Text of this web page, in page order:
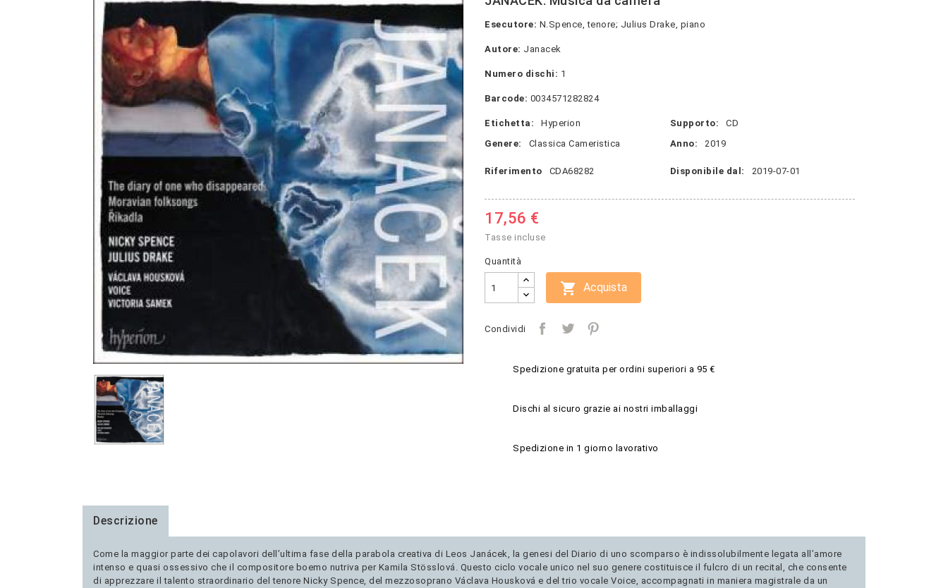
Esecutore: N.Spence, tenore; Julius Drake, piano
Autore: Janacek
Numero dischi: 1
Barcode: 0034571282824
Etichetta: Hyperion Supporto:
CD
Genere:
Classica Cameristica Anno: 2019
Riferimento CDA68282 Disponibile dal: 2019-07-01
17,56 €
Tasse incluse
Quantità
 Acquista
Condividi
Spedizione gratuita per ordini superiori a 95 €
Dischi al sicuro grazie ai nostri imballaggi
Spedizione in 1 giorno lavorativo
Descrizione
Come la maggior parte dei capolavori dell’ultima fase della parabola creativa di Leos Janácek, la genesi del Diario di uno scomparso è indissolubilmente legata all’amore
intenso e quasi ossessivo che il compositore boemo nutriva per Kamila Stösslová. Questo ciclo vocale unico nel suo genere costituisce il fulcro di un recital, che consente
di apprezzare il talento straordinario del tenore Nicky Spence, del mezzosoprano Václava Housková e del trio vocale Voice, accompagnati in maniera magistrale da un